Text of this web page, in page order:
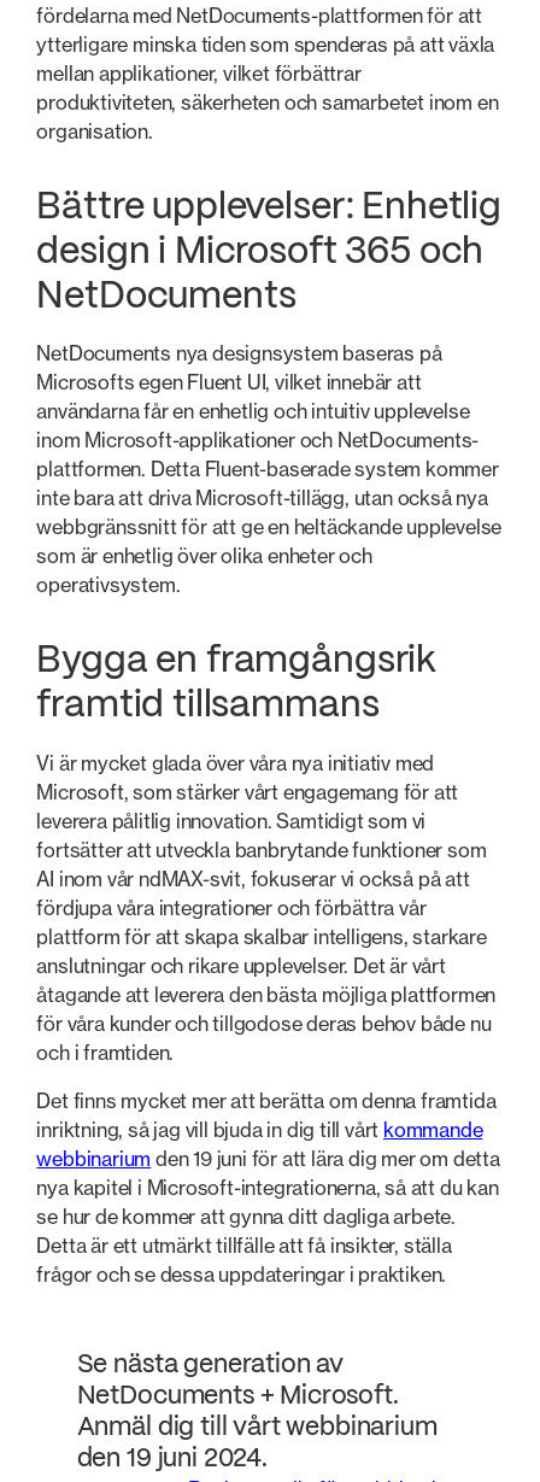
fördelarna med NetDocuments-plattformen för att
ytterligare minska tiden som spenderas på att växla
mellan applikationer, vilket förbättrar
produktiviteten, säkerheten och samarbetet inom en
organisation.
Bättre upplevelser: Enhetlig
design i Microsoft 365 och
NetDocuments
NetDocuments nya designsystem baseras på
Microsofts egen Fluent UI, vilket innebär att
användarna får en enhetlig och intuitiv upplevelse
inom Microsoft-applikationer och NetDocuments-
plattformen. Detta Fluent-baserade system kommer
inte bara att driva Microsoft-tillägg, utan också nya
webbgränssnitt för att ge en heltäckande upplevelse
som är enhetlig över olika enheter och
operativsystem.
Bygga en framgångsrik
framtid tillsammans
Vi är mycket glada över våra nya initiativ med
Microsoft, som stärker vårt engagemang för att
leverera pålitlig innovation. Samtidigt som vi
fortsätter att utveckla banbrytande funktioner som
AI inom vår ndMAX-svit, fokuserar vi också på att
fördjupa våra integrationer och förbättra vår
plattform för att skapa skalbar intelligens, starkare
anslutningar och rikare upplevelser. Det är vårt
åtagande att leverera den bästa möjliga plattformen
för våra kunder och tillgodose deras behov både nu
och i framtiden.
Det finns mycket mer att berätta om denna framtida
inriktning, så jag vill bjuda in dig till vårt kommande
webbinarium den 19 juni för att lära dig mer om detta
nya kapitel i Microsoft-integrationerna, så att du kan
se hur de kommer att gynna ditt dagliga arbete.
Detta är ett utmärkt tillfälle att få insikter, ställa
frågor och se dessa uppdateringar i praktiken.
Se nästa generation av
NetDocuments + Microsoft.
Anmäl dig till vårt webbinarium
den 19 juni 2024.